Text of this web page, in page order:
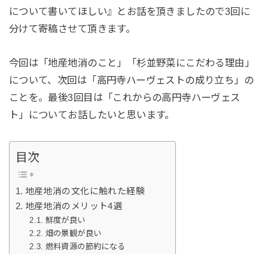
について書いてほしい』とお話を頂きましたので3回に
分けて寄稿させて頂きます。
今回は「地産地消のこと」「杉並野菜にこだわる理由」
について、次回は「高円寺ハーヴェストの成り立ち」の
ことを。最後3回目は「これからの高円寺ハーヴェス
ト」についてお話したいと思います。
目次
地産地消の文化に触れた経験
地産地消のメリット4選
鮮度が良い
畑の景観が良い
燃料資源の節約になる